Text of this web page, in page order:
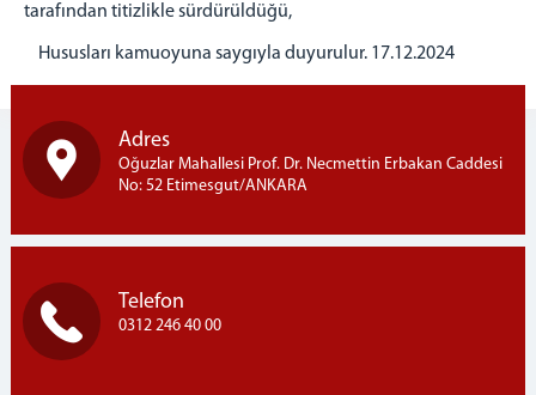
tarafından titizlikle sürdürüldüğü,
Hususları kamuoyuna saygıyla duyurulur. 17.12.2024
Adres
Oğuzlar Mahallesi Prof. Dr. Necmettin Erbakan Caddesi
No: 52 Etimesgut/ANKARA
Telefon
0312 246 40 00